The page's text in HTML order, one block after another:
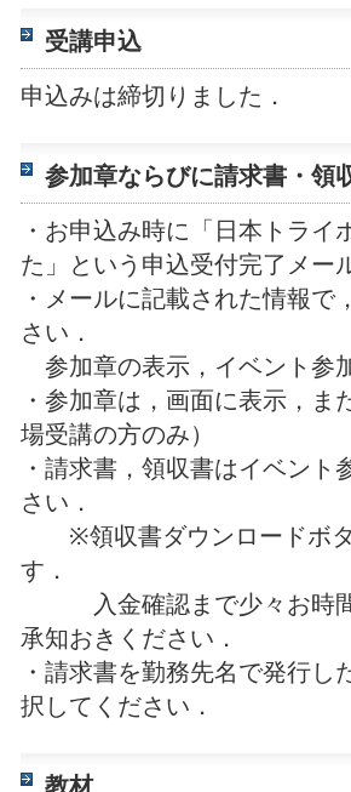
受講申込
申込みは締切りました．
参加章ならびに請求書・領
・お申込み時に「日本トラ
た」という申込受付完了メー
・メールに記載された情報
さい．
参加章の表示，イベント参
・参加章は，画面に表示，
場受講の方のみ）
・請求書，領収書はイベン
さい．
※領収書ダウンロードボタ
す．
入金確認まで少々お時間
承知おきください．
・請求書を勤務先名で発行
択してください．
教材